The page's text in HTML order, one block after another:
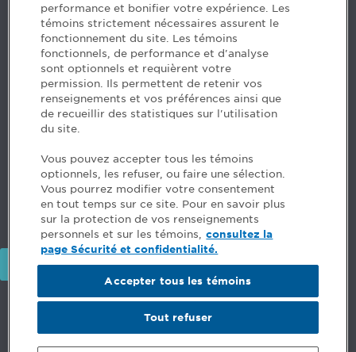
H3B 2G2
www.cpaquebec.ca
Des questions? Faites appel à notre équipe >
Envie de mettre de l’Ordre dans votre carrière? Voyez
les postes disponibles >
Facebook - Devenir CPA
Instagram
LinkedIn - CPA
LinkedIn - 20 minutes CPA
LinkedIn - Emploi CPA
TikTok
Commentaires
Sécurité et confidentialité
Conditions générales
performance et bonifier votre expérience. Les
témoins strictement nécessaires assurent le
fonctionnement du site. Les témoins
fonctionnels, de performance et d'analyse
sont optionnels et requièrent votre
permission. Ils permettent de retenir vos
renseignements et vos préférences ainsi que
de recueillir des statistiques sur l'utilisation
du site.
Vous pouvez accepter tous les témoins
optionnels, les refuser, ou faire une sélection.
Vous pourrez modifier votre consentement
en tout temps sur ce site. Pour en savoir plus
sur la protection de vos renseignements
personnels et sur les témoins, consultez la
page Sécurité et confidentialité.
Tout refuser
Accepter tous les témoins